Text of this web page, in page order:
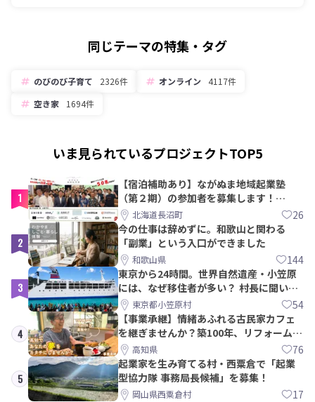
同じテーマの特集・タグ
のびのび子育て 2326件 オンライン
4117件
空き家
1694件
いま見られているプロジェクトTOP5
1
【宿泊補助あり】ながぬま地域起業塾
（第２期）の参加者を募集します！
【8/21〆】
北海道長沼町 26
2
今の仕事は辞めずに。和歌山と関わる
「副業」という入口ができました
和歌山県 144
3
東京から24時間。世界自然遺産・小笠原
には、なぜ移住者が多い？ 村長に聞いて
みた東京都小笠原村 54
4
【事業承継】情緒あふれる古民家カフェ
を継ぎませんか？築100年、リフォームか
ら約10年！
高知県 76
5
起業家を生み育てる村・西粟倉で「起業
型協力隊 事務局長候補」を募集！
岡山県西粟倉村 17